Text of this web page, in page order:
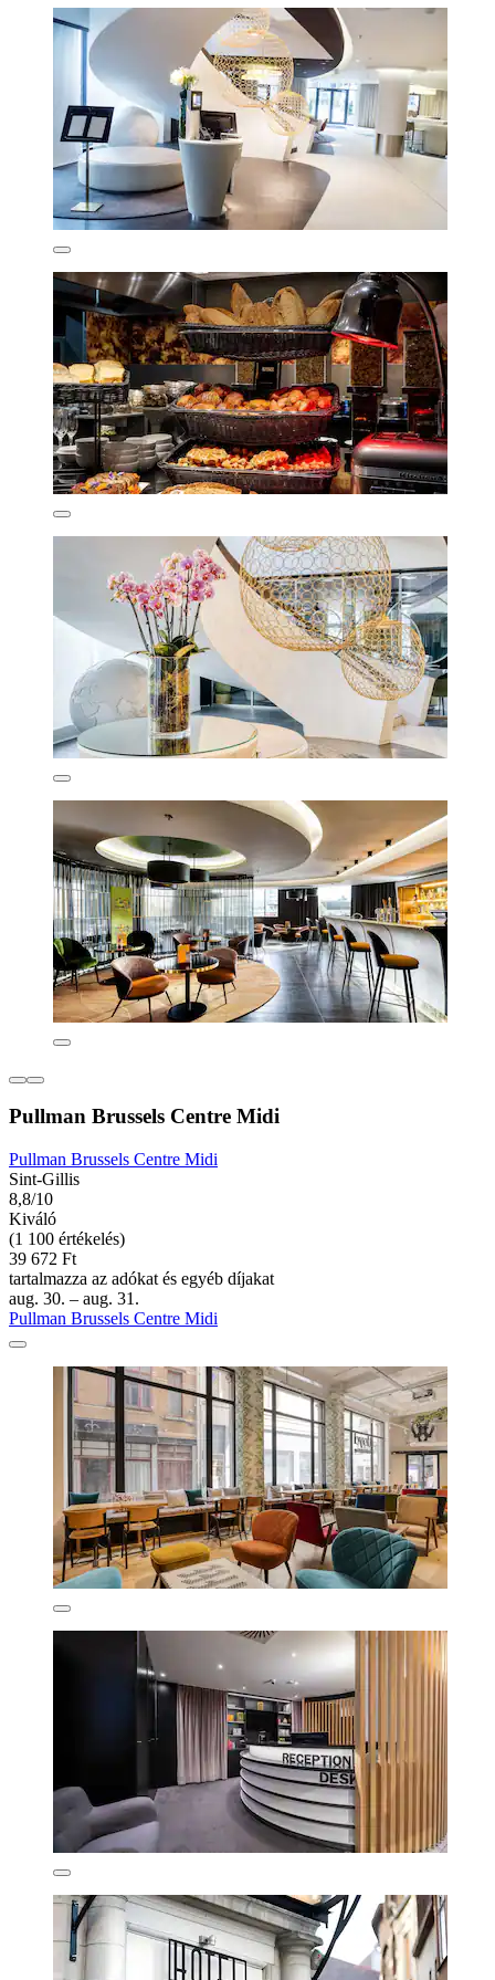
Pullman Brussels Centre Midi
Pullman Brussels Centre Midi
Sint-Gillis
8,8/10
Kiváló
(1 100 értékelés)
39 672 Ft
tartalmazza az adókat és egyéb díjakat
aug. 30. – aug. 31.
Pullman Brussels Centre Midi